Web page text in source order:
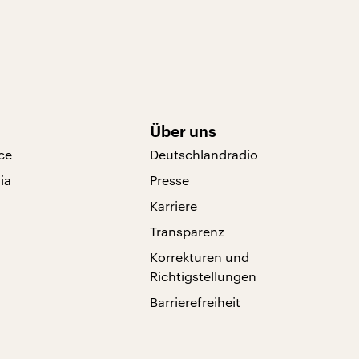
Über uns
Deutschlandradio
Presse
Karriere
Transparenz
Korrekturen und
Richtigstellungen
Barrierefreiheit